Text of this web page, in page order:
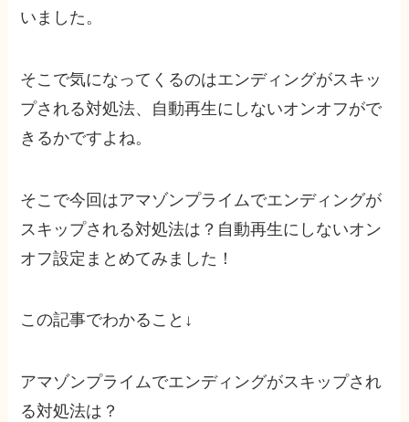
いました。
そこで気になってくるのはエンディングがスキッ
プされる対処法、自動再生にしないオンオフがで
きるかですよね。
そこで今回はアマゾンプライムでエンディングが
スキップされる対処法は？自動再生にしないオン
オフ設定まとめてみました！
この記事でわかること↓
アマゾンプライムでエンディングがスキップされ
る対処法は？